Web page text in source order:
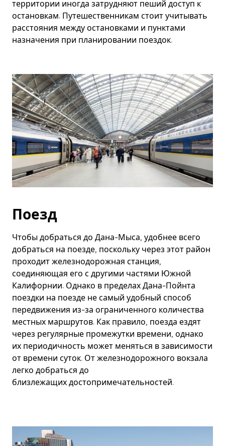
территории иногда затрудняют пеший доступ к
остановкам. Путешественникам стоит учитывать
расстояния между остановками и пунктами
назначения при планировании поездок.
Поезд
Чтобы добраться до Дана-Мыса, удобнее всего
добраться на поезде, поскольку через этот район
проходит железнодорожная станция,
соединяющая его с другими частями Южной
Калифорнии. Однако в пределах Дана-Пойнта
поездки на поезде не самый удобный способ
передвижения из-за ограниченного количества
местных маршрутов. Как правило, поезда ездят
через регулярные промежутки времени, однако
их периодичность может меняться в зависимости
от времени суток. От железнодорожного вокзала
легко добраться до
близлежащих достопримечательностей.